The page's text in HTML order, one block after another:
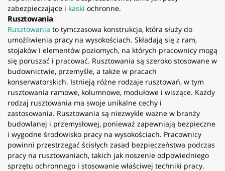
zabezpieczające i kaski ochronne.
Rusztowania
Rusztowania to tymczasowa konstrukcja, która służy do
umożliwienia pracy na wysokościach. Składają się z ram,
stojaków i elementów poziomych, na których pracownicy mogą
się poruszać i pracować. Rusztowania są szeroko stosowane w
budownictwie, przemyśle, a także w pracach
konserwatorskich. Istnieją różne rodzaje rusztowań, w tym
rusztowania ramowe, kolumnowe, modułowe i wiszące. Każdy
rodzaj rusztowania ma swoje unikalne cechy i
zastosowania. Rusztowania są niezwykle ważne w branży
budowlanej i przemysłowej, ponieważ zapewniają bezpieczne
i wygodne środowisko pracy na wysokościach. Pracownicy
powinni przestrzegać ścisłych zasad bezpieczeństwa podczas
pracy na rusztowaniach, takich jak noszenie odpowiedniego
sprzętu ochronnego i stosowanie właściwej techniki pracy.